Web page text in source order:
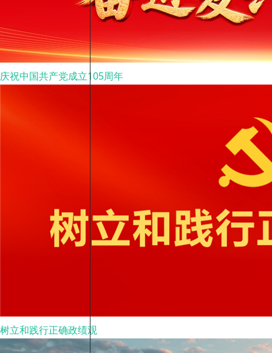
庆祝中国共产党成立105周年
树立和践行正确政绩观